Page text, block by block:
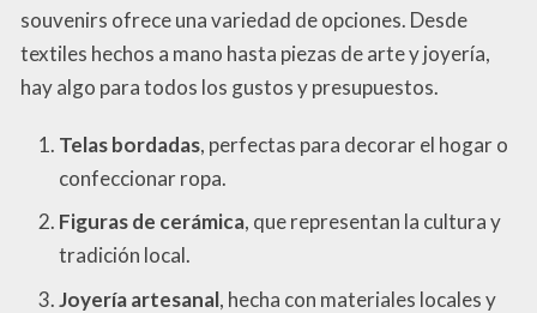
souvenirs ofrece una variedad de opciones. Desde
textiles hechos a mano hasta piezas de arte y joyería,
hay algo para todos los gustos y presupuestos.
Telas bordadas, perfectas para decorar el hogar o
confeccionar ropa.
Figuras de cerámica, que representan la cultura y
tradición local.
Joyería artesanal, hecha con materiales locales y